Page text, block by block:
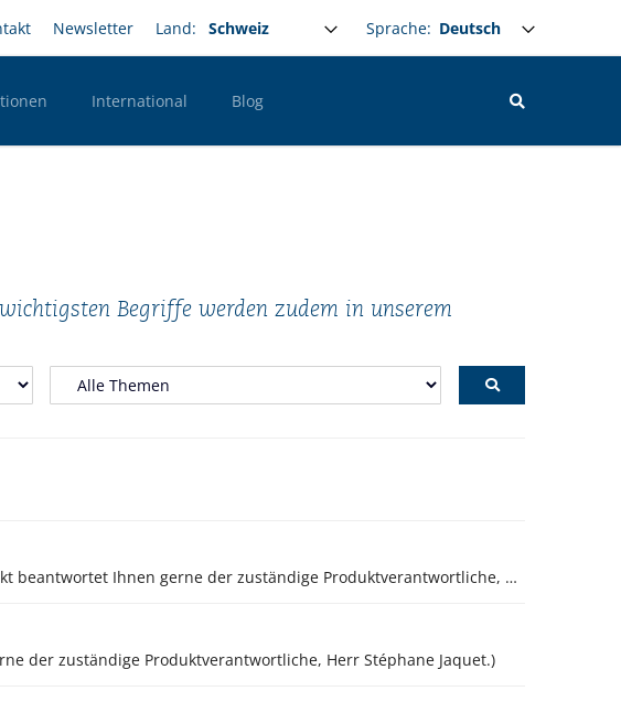
Newsletter Land: Sprache: Select your language
International Blog
Begriffe werden zudem in unserem
Dieses Produkt wird nur in Italien und Kanton Tessin (Schweiz) angeboten. (Allfällige Fragen zum Produkt beantwortet Ihnen gerne der zuständige Produktverantwortliche, Herr Silvio Genovese)
der zuständige Produktverantwortliche, Herr Stéphane Jaquet.)